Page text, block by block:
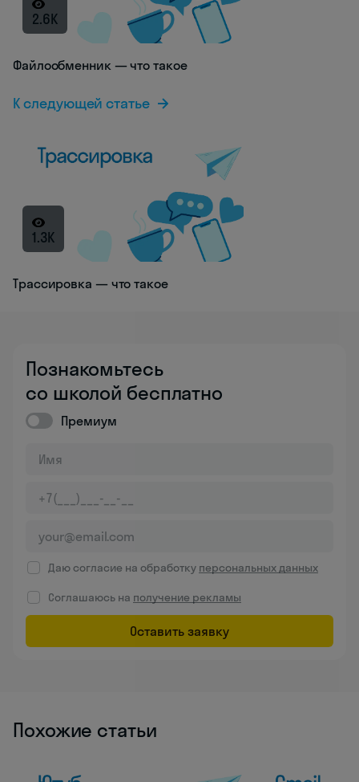
2.6K
Файлообменник — что такое
К следующей статье
1.3K
Трассировка — что такое
Познакомьтесь
со школой бесплатно
Премиум
Даю согласие на обработку персональных данных
Соглашаюсь на получение рекламы
Оставить заявку
Похожие статьи